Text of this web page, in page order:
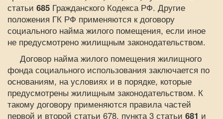
статьи 685 Гражданского Кодекса РФ. Другие
положения ГК РФ применяются к договору
социального найма жилого помещения, если иное
не предусмотрено жилищным законодательством.
Договор найма жилого помещения жилищного
фонда социального использования заключается по
основаниям, на условиях и в порядке, которые
предусмотрены жилищным законодательством. К
такому договору применяются правила частей
первой и второй статьи 678, пункта 3 статьи 681 и